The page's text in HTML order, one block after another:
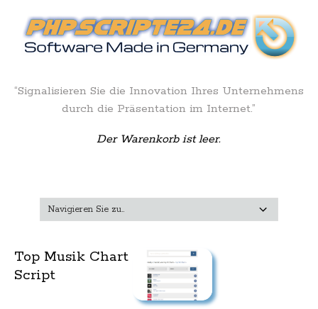
“Signalisieren Sie die Innovation Ihres Unternehmens
durch die Präsentation im Internet.”
Der Warenkorb ist leer.
Top Musik Chart
Script